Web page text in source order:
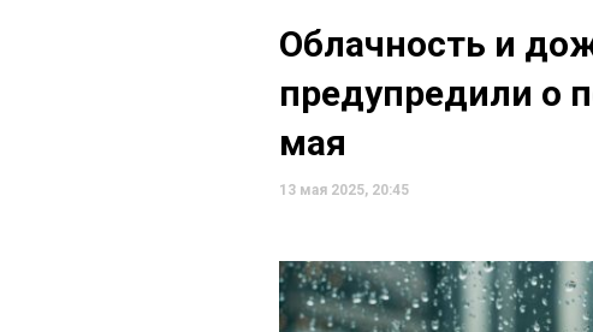
Облачность и
предупредили о
мая
13 мая 2025, 20:45